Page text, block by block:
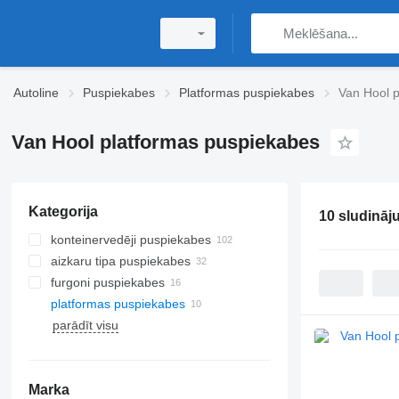
Autoline Puspiekabes Platformas puspiekabes Van Hool
Van Hool platformas puspiekabes
Kategorija
konteinervedēji puspiekabes
aizkaru tipa puspiekabes
furgoni puspiekabes
platformas puspiekabes
parādīt visu
Marka
10